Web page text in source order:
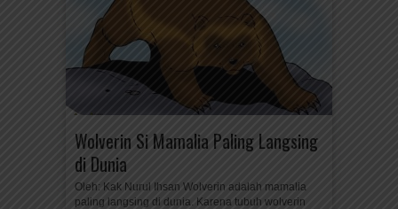
Wolverin Si Mamalia Paling Langsing
di Dunia
Oleh: Kak Nurul Ihsan Wolverin adalah mamalia
paling langsing di dunia. Karena tubuh wolverin